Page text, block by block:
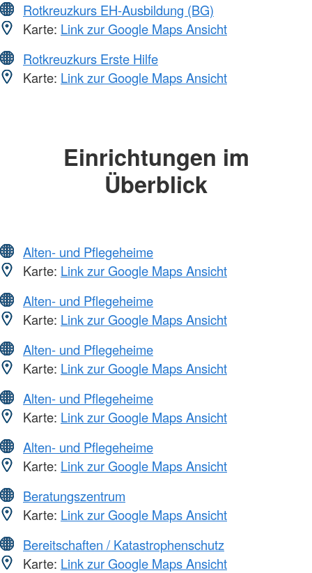
Rotkreuzkurs EH-Ausbildung (BG)
Karte: Link zur Google Maps Ansicht
Rotkreuzkurs Erste Hilfe
Karte: Link zur Google Maps Ansicht
Einrichtungen im
Überblick
Alten- und Pflegeheime
Karte: Link zur Google Maps Ansicht
Alten- und Pflegeheime
Karte: Link zur Google Maps Ansicht
Alten- und Pflegeheime
Karte: Link zur Google Maps Ansicht
Alten- und Pflegeheime
Karte: Link zur Google Maps Ansicht
Alten- und Pflegeheime
Karte: Link zur Google Maps Ansicht
Beratungszentrum
Karte: Link zur Google Maps Ansicht
Bereitschaften / Katastrophenschutz
Karte: Link zur Google Maps Ansicht